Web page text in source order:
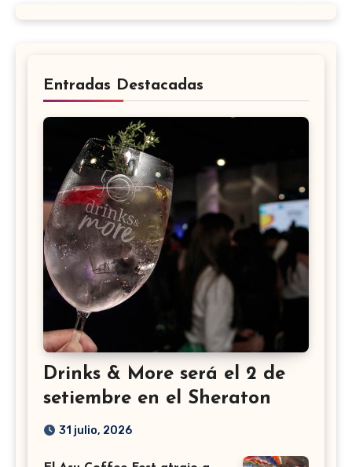
Entradas Destacadas
Drinks & More será el 2 de
setiembre en el Sheraton
31 julio, 2026